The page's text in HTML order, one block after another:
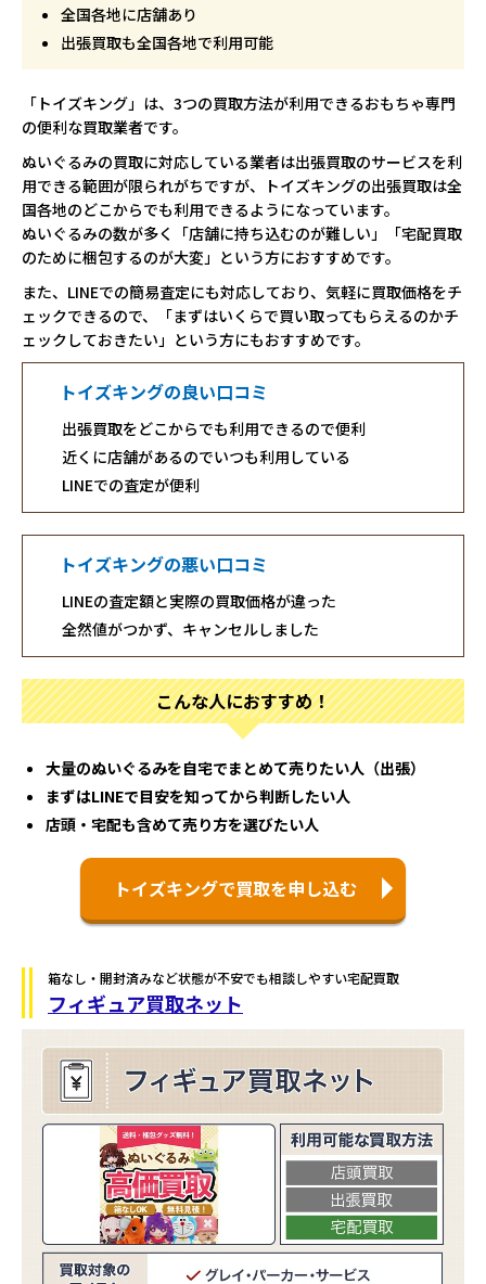
全国各地に店舗あり
出張買取も全国各地で利用可能
「トイズキング」は、3つの買取方法が利用できるおもちゃ専門
の便利な買取業者です。
ぬいぐるみの買取に対応している業者は出張買取のサービスを利
用できる範囲が限られがちですが、トイズキングの出張買取は全
国各地のどこからでも利用できるようになっています。
ぬいぐるみの数が多く「店舗に持ち込むのが難しい」「宅配買取
のために梱包するのが大変」という方におすすめです。
また、LINEでの簡易査定にも対応しており、気軽に買取価格をチ
ェックできるので、「まずはいくらで買い取ってもらえるのかチ
ェックしておきたい」という方にもおすすめです。
トイズキングの良い口コミ
出張買取をどこからでも利用できるので便利
近くに店舗があるのでいつも利用している
LINEでの査定が便利
トイズキングの悪い口コミ
LINEの査定額と実際の買取価格が違った
全然値がつかず、キャンセルしました
こんな人におすすめ！
大量のぬいぐるみを自宅でまとめて売りたい人（出張）
まずはLINEで目安を知ってから判断したい人
店頭・宅配も含めて売り方を選びたい人
トイズキングで買取を申し込む
箱なし・開封済みなど状態が不安でも相談しやすい宅配買取
フィギュア買取ネット